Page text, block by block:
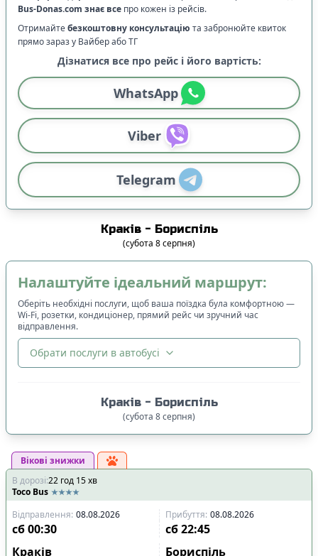
Bus-Donas.com знає все про кожен із рейсів.
Отримайтебезкоштовну консультацію та забронюйте квиток
прямо зараз у Вайбер або ТГ
Дізнатися все про рейс і його вартість:
WhatsApp
Viber
Telegram
Краків - Бориспіль
(субота 8серпня)
Налаштуйте ідеальний маршрут:
Оберіть необхідні послуги, щоб ваша поїздка була комфортною —
Wi-Fi, розетки, кондиціонер, прямий рейс чи зручний час
відправлення.
Обрати послуги в автобусі
Спочатку дешевші
Час відправлення
Спочатку ранні
Спочатку вечірні
Час прибуття
Краків - Бориспіль
(субота 8серпня)
Вікові знижки
В дорозі:22 год 15хв
Toco Bus
Відправлення: 08.08.2026 Прибуття: 08.08.2026
сб00:30 сб 22:45
Краків
Бориспіль